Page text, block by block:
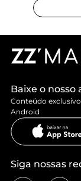
Baixe o nosso
Conteúdo
Android
Siga nossas